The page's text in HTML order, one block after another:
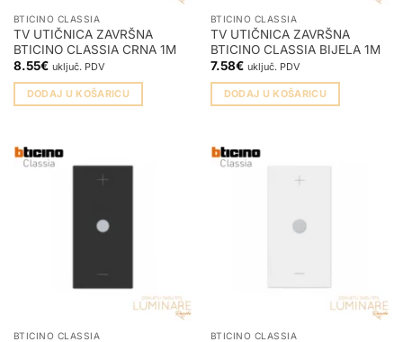
BTICINO CLASSIA
TV UTIČNICA ZAVRŠNA
BTICINO CLASSIA CRNA 1M
8.55€ uključ. PDV
DODAJ U KOŠARICU
BTICINO CLASSIA
TV UTIČNICA ZAVRŠNA
BTICINO CLASSIA BIJELA 1M
7.58€ uključ. PDV
DODAJ U KOŠARICU
BTICINO CLASSIA BTICINO CLASSIA